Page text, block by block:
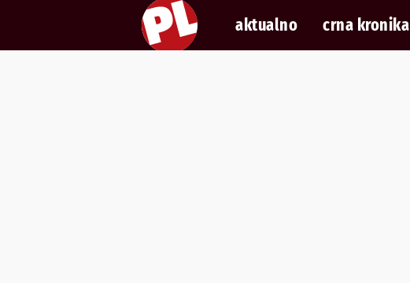
aktualno crna kronika